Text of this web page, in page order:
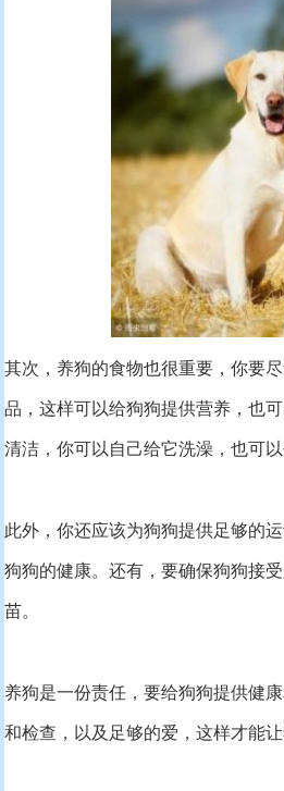
其次，养狗的食物也很重要，你要
品，这样可以给狗狗提供营养，也
清洁，你可以自己给它洗澡，也可
此外，你还应该为狗狗提供足够的
狗狗的健康。还有，要确保狗狗接
苗。
养狗是一份责任，要给狗狗提供健
和检查，以及足够的爱，这样才能